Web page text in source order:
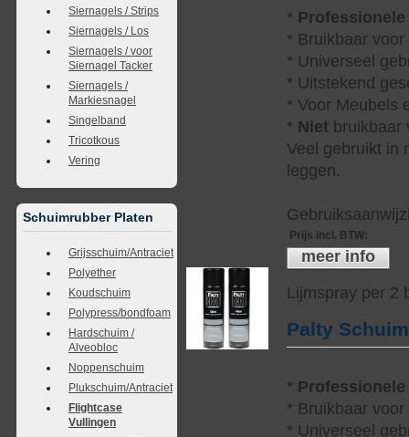
Siernagels / Strips
Siernagels / Los
Siernagels / voor
Siernagel Tacker
Siernagels /
Markiesnagel
Singelband
Tricotkous
Vering
Schuimrubber Platen
Grijsschuim/Antraciet
Polyether
Koudschuim
Polypress/bondfoam
Hardschuim /
Alveobloc
Noppenschuim
Plukschuim/Antraciet
Flightcase
Vullingen
* Professionele
* Bruikbaar
* Universeel
* Uitstekend
* Voor Meubels
* Niet bruikbaar
Veel gebruikt in
leggen.
Prijs incl. BTW:
meer info
Lijmspray per 2
Palty
* Professionele
* Bruikbaar
* Universeel